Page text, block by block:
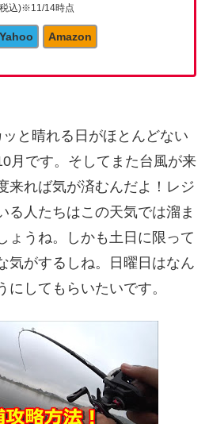
込)※11/14時点
Yahoo Amazon
と晴れる日がほとんどない
月です。そしてまた台風が来
来れば気が済むんだよ！レジ
る人たちはこの天気では溜ま
ょうね。しかも土日に限って
気がするしね。日曜日はなん
にしてもらいたいです。